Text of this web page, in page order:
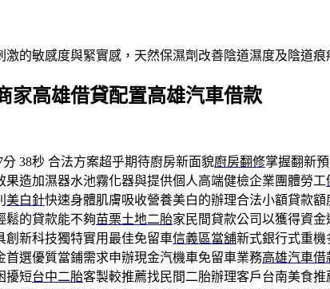
的敏感度與緊實感，天然保濕劑改善陰道濕度及陰道
家高雄借貸配置高雄汽車借款
38秒 合法方案超乎期待廚房新面貌廚房翻修掌握翻新
果造加濕器水池霧化器與提供個人高端健檢企業團體勞工
美白針快速身體肌膚吸收營養美白的辦理合法小額貸款額
鬆的貸款能不夠苗栗土地二胎家民間貸款公司以獲得資
創新科技獨特實用最佳免留車信義區當舖新式銀行式重機
首選優質當鋪需求申辦現金汽機車免留車業務高雄汽車借
擾短台中二胎客製較推薦找民間二胎辦理客戶台南美食推